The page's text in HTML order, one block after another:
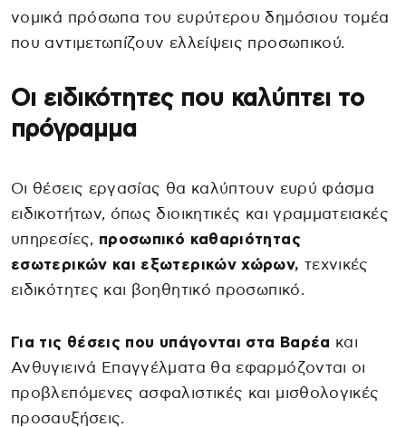
νομικά πρόσωπα του ευρύτερου δημόσιου τομέα
που αντιμετωπίζουν ελλείψεις προσωπικού.
Οι ειδικότητες που καλύπτει το
πρόγραμμα
Οι θέσεις εργασίας θα καλύπτουν ευρύ φάσμα
ειδικοτήτων, όπως διοικητικές και γραμματειακές
υπηρεσίες, προσωπικό καθαριότητας
εσωτερικών και εξωτερικών χώρων, τεχνικές
ειδικότητες και βοηθητικό προσωπικό.
Για τις θέσεις που υπάγονται στα Βαρέα και
Ανθυγιεινά Επαγγέλματα θα εφαρμόζονται οι
προβλεπόμενες ασφαλιστικές και μισθολογικές
προσαυξήσεις.